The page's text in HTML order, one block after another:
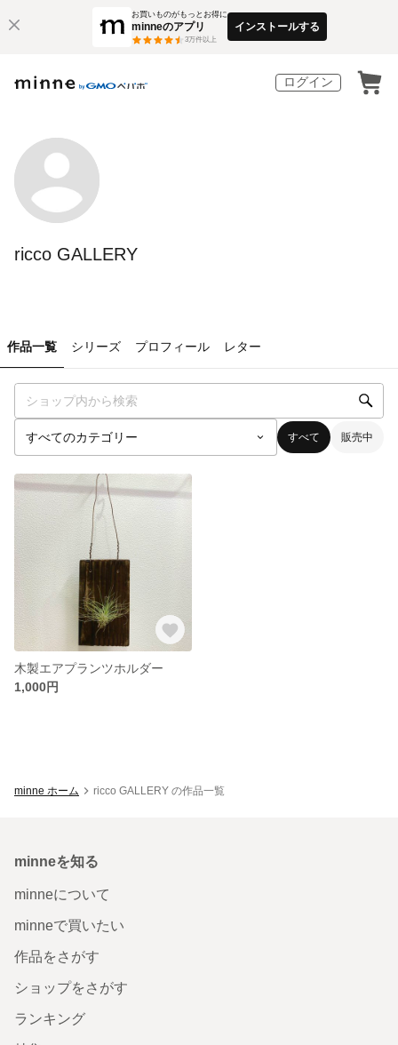
お買いものがもっとお得に
minneのアプリ
3万件以上
インストールする
ログイン
ricco GALLERY
作品一覧 シリーズ プロフィール レター
すべて 販売中
木製エアプランツホルダー
1,000円
minne ホーム ricco GALLERY の作品一覧
minneを知る
minneについて
minneで買いたい
作品をさがす
ショップをさがす
ランキング